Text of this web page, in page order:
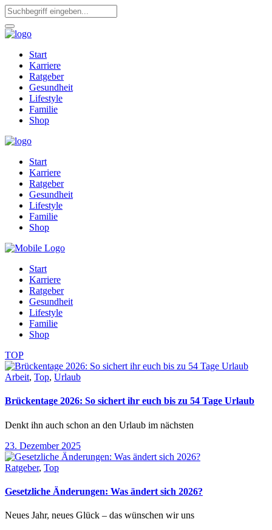
Start
Karriere
Ratgeber
Gesundheit
Lifestyle
Familie
Shop
Start
Karriere
Ratgeber
Gesundheit
Lifestyle
Familie
Shop
Start
Karriere
Ratgeber
Gesundheit
Lifestyle
Familie
Shop
TOP
Arbeit, Top, Urlaub
Brückentage 2026: So sichert ihr euch bis zu 54 Tage Urlaub
Denkt ihn auch schon an den Urlaub im nächsten
23. Dezember 2025
Ratgeber, Top
Gesetzliche Änderungen: Was ändert sich 2026?
Neues Jahr, neues Glück – das wünschen wir uns